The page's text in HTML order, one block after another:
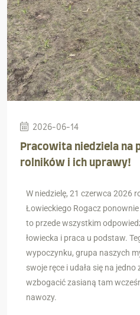
2026-06-14
Pracowita niedziela na
rolników i ich uprawy!
W niedzielę, 21 czerwca 2026
Łowieckiego Rogacz
to przede wszystkim
łowiecka i praca u podstaw.
wypoczynku, grupa naszych
swoje ręce i udała się na
wzbogacić zasianą tam
nawozy.